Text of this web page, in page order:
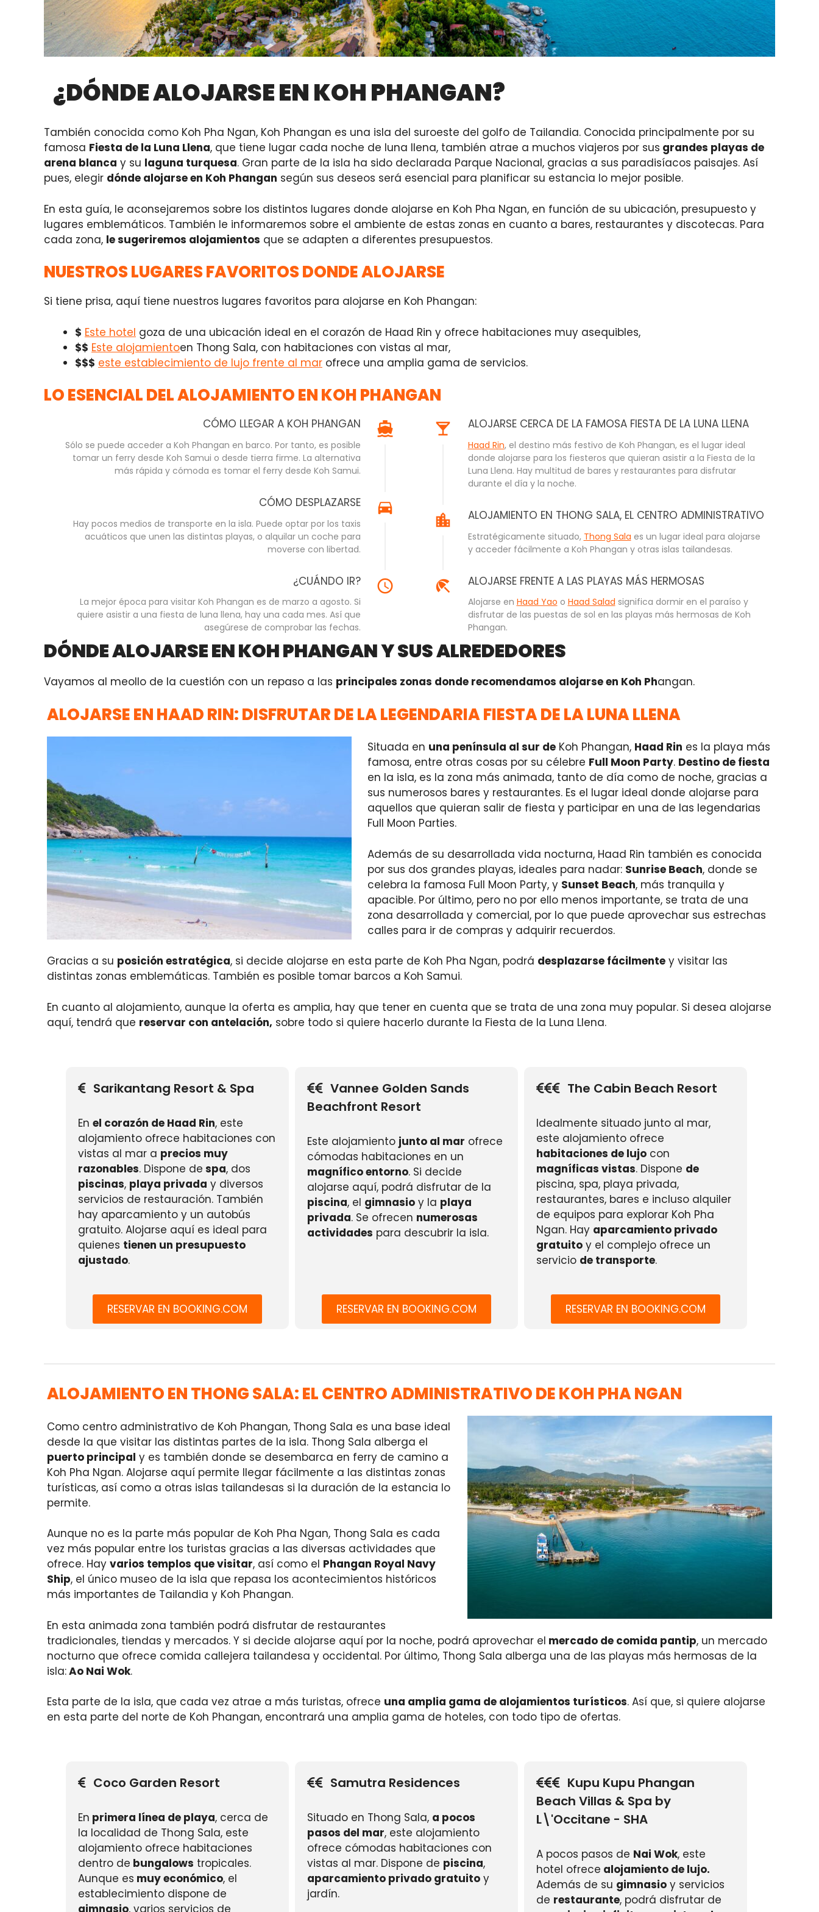
¿DÓNDE ALOJARSE EN KOH PHANGAN?
También conocida como Koh Pha Ngan, Koh Phangan es una isla del suroeste del golfo de Tailandia. Conocida principalmente por su
famosa Fiesta de la Luna Llena, que tiene lugar cada noche de luna llena, también atrae a muchos viajeros por sus grandes playas de
arena blanca y su laguna turquesa. Gran parte de la isla ha sido declarada Parque Nacional, gracias a sus paradisíacos paisajes. Así
pues, elegir dónde alojarse en Koh Phangan según sus deseos será esencial para planificar su estancia lo mejor posible.
En esta guía, le aconsejaremos sobre los distintos lugares donde alojarse en Koh Pha Ngan, en función de su ubicación, presupuesto y
lugares emblemáticos. También le informaremos sobre el ambiente de estas zonas en cuanto a bares, restaurantes y discotecas. Para
cada zona, le sugeriremos alojamientos que se adapten a diferentes presupuestos.
NUESTROS LUGARES FAVORITOS DONDE ALOJARSE
Si tiene prisa, aquí tiene nuestros lugares favoritos para alojarse en Koh Phangan:
$ Este hotel goza de una ubicación ideal en el corazón de Haad Rin y ofrece habitaciones muy asequibles,
$$ Este alojamientoen Thong Sala, con habitaciones con vistas al mar,
$$$ este establecimiento de lujo frente al mar ofrece una amplia gama de servicios.
LO ESENCIAL DEL ALOJAMIENTO EN KOH PHANGAN
CÓMO LLEGAR A KOH PHANGAN
Sólo se puede acceder a Koh Phangan en barco. Por tanto, es posible
tomar un ferry desde Koh Samui o desde tierra firme. La alternativa
más rápida y cómoda es tomar el ferry desde Koh Samui.
CÓMO DESPLAZARSE
Hay pocos medios de transporte en la isla. Puede optar por los taxis
acuáticos que unen las distintas playas, o alquilar un coche para
moverse con libertad.
¿CUÁNDO IR?
La mejor época para visitar Koh Phangan es de marzo a agosto. Si
quiere asistir a una fiesta de luna llena, hay una cada mes. Así que
asegúrese de comprobar las fechas.
ALOJARSE CERCA DE LA FAMOSA FIESTA DE LA LUNA LLENA
Haad Rin, el destino más festivo de Koh Phangan, es el lugar ideal
donde alojarse para los fiesteros que quieran asistir a la Fiesta de la
Luna Llena. Hay multitud de bares y restaurantes para disfrutar
durante el día y la noche.
ALOJAMIENTO EN THONG SALA, EL CENTRO ADMINISTRATIVO
Estratégicamente situado, Thong Sala es un lugar ideal para alojarse
y acceder fácilmente a Koh Phangan y otras islas tailandesas.
ALOJARSE FRENTE A LAS PLAYAS MÁS HERMOSAS
Alojarse en Haad Yao o Haad Salad significa dormir en el paraíso y
disfrutar de las puestas de sol en las playas más hermosas de Koh
Phangan.
DÓNDE ALOJARSE EN KOH PHANGAN Y SUS ALREDEDORES
Vayamos al meollo de la cuestión con un repaso a las principales zonas donde recomendamos alojarse en Koh Phangan.
ALOJARSE EN HAAD RIN: DISFRUTAR DE LA LEGENDARIA FIESTA DE LA LUNA LLENA
Situada en una península al sur deKoh Phangan, Haad Rin es la playa más
famosa, entre otras cosas por su célebre Full Moon Party. Destino de fiesta
en la isla, es la zona más animada, tanto de día como de noche, gracias a
sus numerosos bares y restaurantes. Es el lugar ideal donde alojarse para
aquellos que quieran salir de fiesta y participar en una de las legendarias
Full Moon Parties.
Además de su desarrollada vida nocturna, Haad Rin también es conocida
por sus dos grandes playas, ideales para nadar: Sunrise Beach, donde se
celebra la famosa Full Moon Party, y Sunset Beach, más tranquila y
apacible. Por último, pero no por ello menos importante, se trata de una
zona desarrollada y comercial, por lo que puede aprovechar sus estrechas
calles para ir de compras y adquirir recuerdos.
Gracias a su posición estratégica, si decide alojarse en esta parte de Koh Pha Ngan, podrá desplazarse fácilmente y visitar las
distintas zonas emblemáticas. También es posible tomar barcos a Koh Samui.
En cuanto al alojamiento, aunque la oferta es amplia, hay que tener en cuenta que se trata de una zona muy popular. Si desea alojarse
aquí, tendrá que reservar con antelación, sobre todo si quiere hacerlo durante la Fiesta de la Luna Llena.
Sarikantang Resort & Spa
En el corazón de Haad Rin, este
alojamiento ofrece habitaciones con
vistas al mar a precios muy
razonables. Dispone de spa, dos
piscinas, playa privada y diversos
servicios de restauración. También
hay aparcamiento y un autobús
gratuito. Alojarse aquí es ideal para
quienes tienen un presupuesto
ajustado.
RESERVAR EN BOOKING.COM
Vannee Golden Sands
Beachfront Resort
Este alojamiento junto al mar ofrece
cómodas habitaciones en un
magnífico entorno. Si decide
alojarse aquí, podrá disfrutar de la
piscina, el gimnasioy la playa
privada. Se ofrecen numerosas
actividades para descubrir la isla.
RESERVAR EN BOOKING.COM
The Cabin Beach Resort
Idealmente situado junto al mar,
este alojamiento ofrece
habitaciones de lujo con
magníficas vistas. Dispone de
piscina, spa, playa privada,
restaurantes, bares e incluso alquiler
de equipos para explorar Koh Pha
Ngan. Hay aparcamiento privado
gratuito y el complejo ofrece un
servicio de transporte.
RESERVAR EN BOOKING.COM
ALOJAMIENTO EN THONG SALA: EL CENTRO ADMINISTRATIVO DE KOH PHA NGAN
Como centro administrativo de Koh Phangan, Thong Sala es una base ideal
desde la que visitar las distintas partes de la isla. Thong Sala alberga el
puerto principal y es también donde se desembarca en ferry de camino a
Koh Pha Ngan. Alojarse aquí permite llegar fácilmente a las distintas zonas
turísticas, así como a otras islas tailandesas si la duración de la estancia lo
permite.
Aunque no es la parte más popular de Koh Pha Ngan, Thong Sala es cada
vez más popular entre los turistas gracias a las diversas actividades que
ofrece. Hay varios templos que visitar, así como el Phangan Royal Navy
Ship, el único museo de la isla que repasa los acontecimientos históricos
más importantes de Tailandia y Koh Phangan.
En esta animada zona también podrá disfrutar de restaurantes
tradicionales, tiendas y mercados. Y si decide alojarse aquí por la noche, podrá aprovechar el mercado de comida pantip, un mercado
nocturno que ofrece comida callejera tailandesa y occidental. Por último, Thong Sala alberga una de las playas más hermosas de la
isla:Ao Nai Wok.
Esta parte de la isla, que cada vez atrae a más turistas, ofrece una amplia gama de alojamientos turísticos. Así que, si quiere alojarse
en esta parte del norte de Koh Phangan, encontrará una amplia gama de hoteles, con todo tipo de ofertas.
Coco Garden Resort
En primera línea de playa, cerca de
la localidad de Thong Sala, este
alojamiento ofrece habitaciones
dentro de bungalows tropicales.
Aunque es muy económico, el
establecimiento dispone de
Samutra Residences
Situado en Thong Sala, a pocos
pasos del mar, este alojamiento
ofrece cómodas habitaciones con
vistas al mar. Dispone de piscina,
aparcamiento privado gratuitoy
jardín.
Kupu Kupu Phangan
Beach Villas & Spa by
L\'Occitane - SHA
A pocos pasos de Nai Wok, este
hotel ofrece alojamiento de lujo.
Además de su gimnasio y servicios
de restaurante, podrá disfrutar de